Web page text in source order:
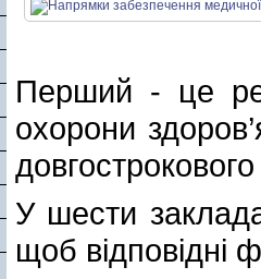
Перший - це
охорони
У шести
щоб відповідні